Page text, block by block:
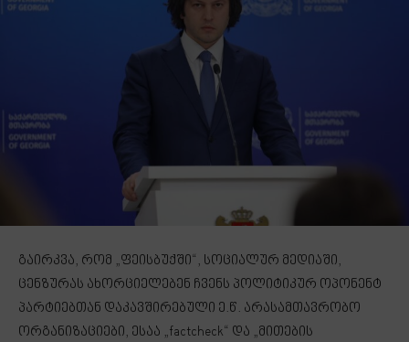
გაირკვა, რომ „ფეისბუქში“, სოციალურ მედიაში,
ცენზურას ახორციელებენ ჩვენს პოლიტიკურ ოპონენტ
პარტიებთან დაკავშირებული ე.წ. არასამთავრობო
ორგანიზაციები, ესაა „factcheck“ და „მითების